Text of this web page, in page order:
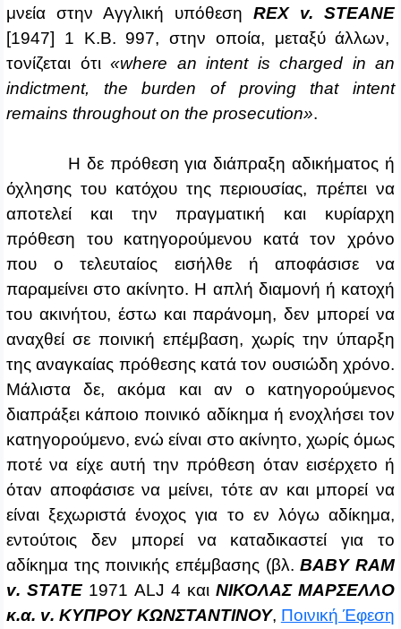
μνεία στην Αγγλική υπόθεση
REX v. STEANE
[1947] 1 K.B. 997, στην οποία, μεταξύ άλλων,
τονίζεται ότι «where an intent is charged in an
indictment, the burden of proving that intent
remains throughout on the prosecution».
Η δε πρόθεση για διάπραξη αδικήματος ή
όχλησης του κατόχου της περιουσίας, πρέπει να
αποτελεί και την πραγματική και κυρίαρχη
πρόθεση του κατηγορούμενου κατά τον χρόνο
που ο τελευταίος εισήλθε ή αποφάσισε να
παραμείνει στο ακίνητο. Η απλή διαμονή ή κατοχή
του ακινήτου, έστω και παράνομη, δεν μπορεί να
αναχθεί σε ποινική επέμβαση, χωρίς την ύπαρξη
της αναγκαίας πρόθεσης κατά τον ουσιώδη χρόνο.
Μάλιστα δε, ακόμα και αν ο κατηγορούμενος
διαπράξει κάποιο ποινικό αδίκημα ή ενοχλήσει τον
κατηγορούμενο, ενώ είναι στο ακίνητο, χωρίς όμως
ποτέ να είχε αυτή την πρόθεση όταν εισέρχετο ή
όταν αποφάσισε να μείνει, τότε αν και μπορεί να
είναι ξεχωριστά ένοχος για το εν λόγω αδίκημα,
εντούτοις δεν μπορεί να καταδικαστεί για το
αδίκημα της ποινικής επέμβασης (βλ.BABY RAM
v. STATE 1971 ALJ 4 και ΝΙΚΟΛΑΣ ΜΑΡΣΕΛΛΟ
κ.α. v. ΚΥΠΡΟΥ ΚΩΝΣΤΑΝΤΙΝΟΥ, Ποινική Έφεση